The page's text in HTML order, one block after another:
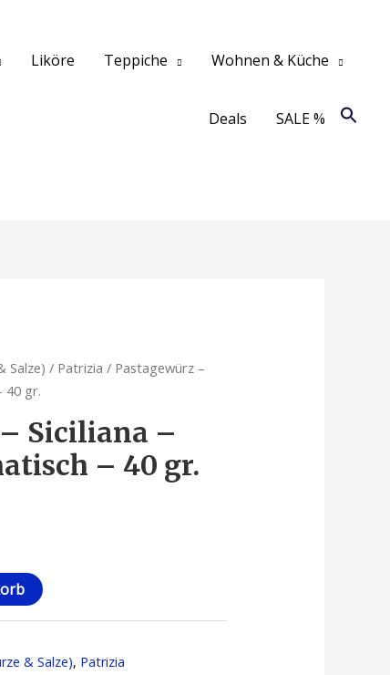
Liköre Teppiche Wohnen & Küche
Deals SALE %
Salze) / Patrizia / Pastagewürz –
40 gr.
Siciliana –
– 40 gr.
& Salze), Patrizia